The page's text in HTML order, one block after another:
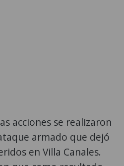
acciones se realizaron
armado que dejó
en Villa Canales.